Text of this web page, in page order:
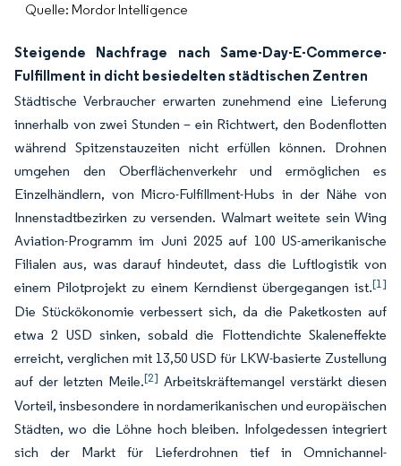
Quelle: Mordor Intelligence
Steigende Nachfrage nach Same-Day-E-Commerce-
Fulfillment in dicht besiedelten städtischen Zentren
Städtische Verbraucher erwarten zunehmend eine Lieferung
innerhalb von zwei Stunden – ein Richtwert, den Bodenflotten
während Spitzenstauzeiten nicht erfüllen können. Drohnen
umgehen den Oberflächenverkehr und ermöglichen es
Einzelhändlern, von Micro-Fulfillment-Hubs in der Nähe von
Innenstadtbezirken zu versenden. Walmart weitete sein Wing
Aviation-Programm im Juni 2025 auf 100 US-amerikanische
Filialen aus, was darauf hindeutet, dass die Luftlogistik von
einem Pilotprojekt zu einem Kerndienst übergegangen ist.[1]
Die Stückökonomie verbessert sich, da die Paketkosten auf
etwa 2 USD sinken, sobald die Flottendichte Skaleneffekte
erreicht, verglichen mit 13,50 USD für LKW-basierte Zustellung
auf der letzten Meile.[2] Arbeitskräftemangel verstärkt diesen
Vorteil, insbesondere in nordamerikanischen und europäischen
Städten, wo die Löhne hoch bleiben. Infolgedessen integriert
sich der Markt für Lieferdrohnen tief in Omnichannel-